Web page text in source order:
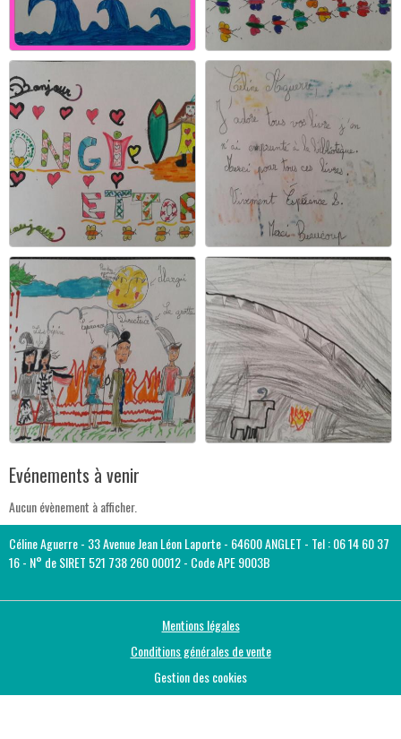
Evénements à venir
Aucun évènement à afficher.
Céline Aguerre - 33 Avenue Jean Léon Laporte - 64600 ANGLET - Tel : 06 14 60 37
16 - N° de SIRET 521 738 260 00012 - Code APE 9003B
Mentions légales
Conditions générales de vente
Gestion des cookies